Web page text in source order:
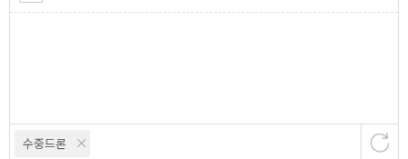
수중드론